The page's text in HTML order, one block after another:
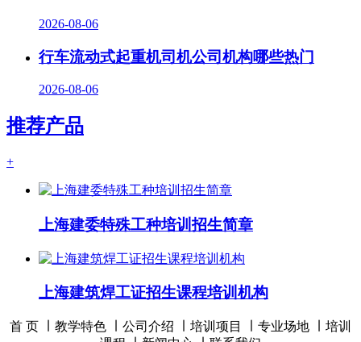
2026-08-06
行车流动式起重机司机公司机构哪些热门
2026-08-06
推荐产品
+
上海建委特殊工种培训招生简章
上海建筑焊工证招生课程培训机构
首 页 ∣ 教学特色 公司介绍 培训项目 专业场地
培训